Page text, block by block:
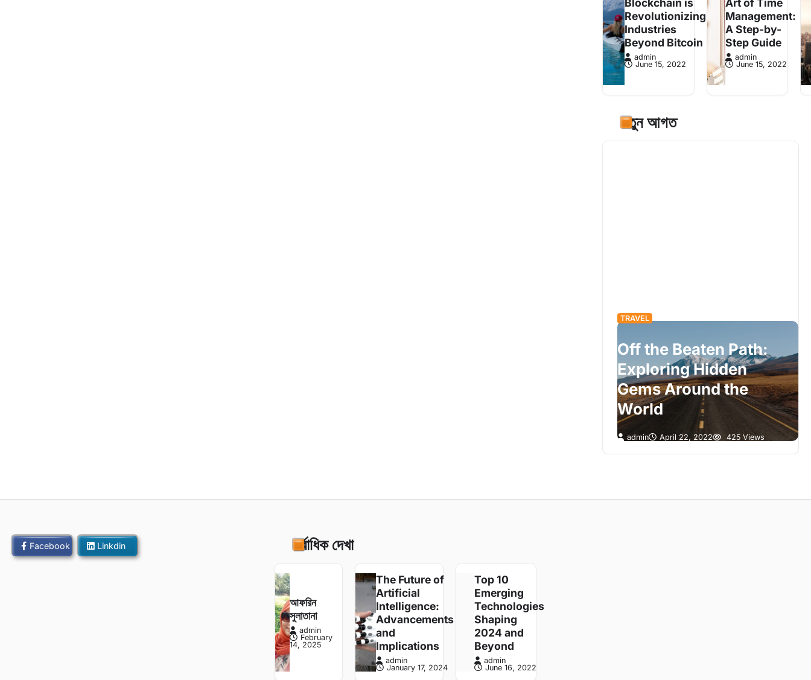
Blockchain is
Revolutionizing
Industries
Beyond Bitcoin
admin
June 15, 2022
Art of Time
Management:
A Step-by-
Step Guide
admin
June 15, 2022
নতুন আগত
TRAVEL
Off the Beaten Path:
Exploring Hidden
Gems Around the
World
admin April 22, 2022 425 Views
Facebook Linkdin সর্বাধিক দেখা
আফরিন
সুলাতানা
admin
February
14, 2025
The Future of
Artificial
Intelligence:
Advancements
and
Implications
admin
January 17, 2024
Top 10
Emerging
Technologies
Shaping
2024 and
Beyond
admin
June 16, 2022